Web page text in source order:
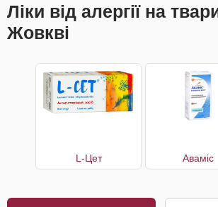
Ліки від алергії на
Жовкві
L-Цет Аваміс